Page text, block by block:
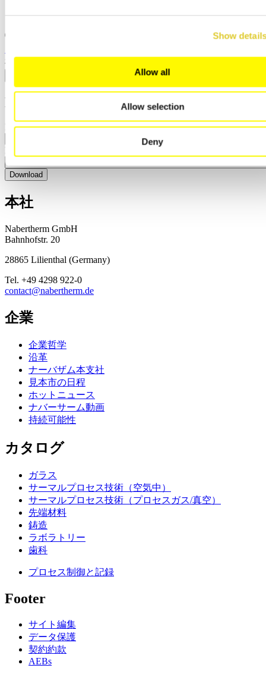
Show
Allow all
Allow selection
Deny
検索
Download
Product
Password
本社
Nabertherm GmbH
Bahnhofstr. 20
28865 Lilienthal (Germany)
Tel. +49 4298 922-0
contact@nabertherm.de
企業
企業哲学
沿革
ナーバザム本支社
見本市の日程
ホットニュース
ナバーサーム動画
持続可能性
カタログ
ガラス
サーマルプロセス技術（空気中）
サーマルプロセス技術（プロセスガス/真空）
先端材料
鋳造
ラボラトリー
歯科
プロセス制御と記録
Footer
サイト編集
データ保護
契約約款
AEBs